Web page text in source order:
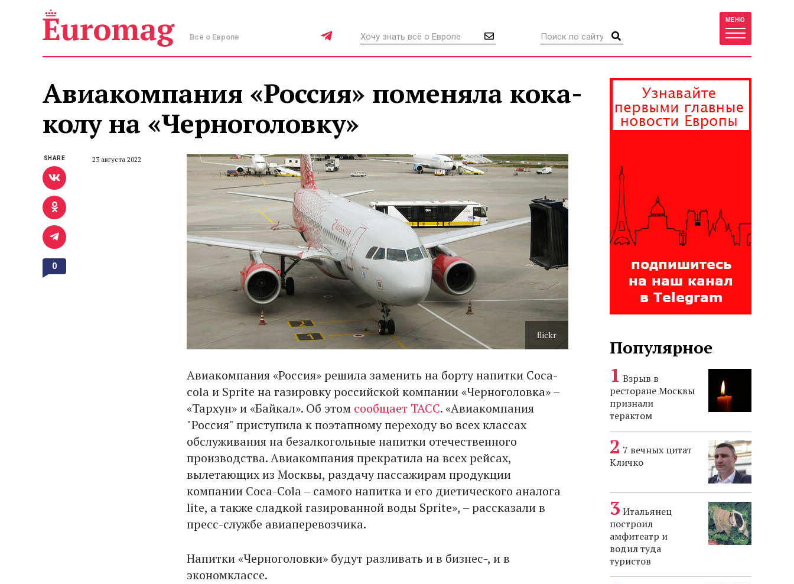
Всё о Европе
МЕНЮ
Авиакомпания «Россия» поменяла кока-
колу на «Черноголовку»
23 августа 2022
flickr
Авиакомпания «Россия» решила заменить на борту напитки Coca-
cola и Sprite на газировку российской компании «Черноголовка» –
«Тархун» и «Байкал». Об этом сообщает ТАСС. «Авиакомпания
"Россия" приступила к поэтапному переходу во всех классах
обслуживания на безалкогольные напитки отечественного
производства. Авиакомпания прекратила на всех рейсах,
вылетающих из Москвы, раздачу пассажирам продукции
компании Соса-Соla – самого напитка и его диетического аналога
lite, а также сладкой газированной воды Sprite», – рассказали в
пресс-службе авиаперевозчика.
Напитки «Черноголовки» будут разливать и в бизнес-, и в
экономклассе.
SHARE
0
Популярное
Взрыв в
ресторане Москвы
признали
терактом
7 вечных цитат
Кличко
Итальянец
построил
амфитеатр и
водил туда
туристов